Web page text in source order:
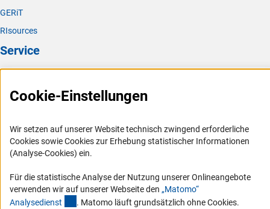
GERiT
RIsources
Service
FAQ
Logo und Corporate Design
RSS-Feeds
Vergabeverfahren
Barrierefreiheit
Cookie-Einstellungen
Wir setzen auf unserer Website technisch zwingend erforderliche
Cookies sowie Cookies zur Erhebung statistischer Informationen
(Analyse-Cookies) ein.
Für die statistische Analyse der Nutzung unserer Onlineangebote
verwenden wir auf unserer Webseite den „Matomo“
Analysedienst (externer Link)
. Matomo läuft grundsätzlich ohne Cookies.